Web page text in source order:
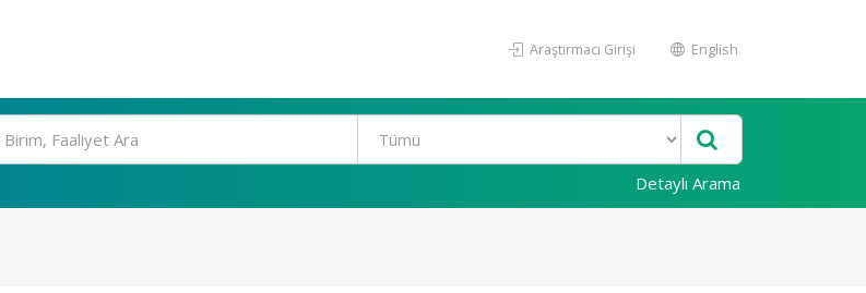
Araştırmacı Girişi English
Detaylı Arama